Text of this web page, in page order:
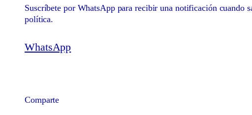
Suscríbete por WhatsApp para recibir una notificación cuando
política.
WhatsApp
Comparte